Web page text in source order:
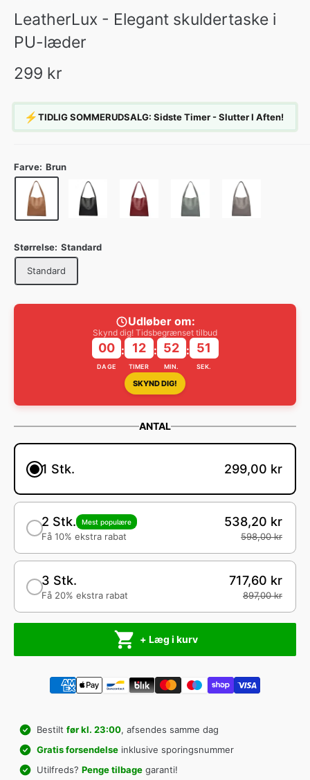
LeatherLux - Elegant skuldertaske i
PU-læder
299 kr
⚡TIDLIG SOMMERUDSALG: Sidste Timer - Slutter I Aften!
Farve: Brun
Størrelse: Standard
Standard
Udløber om:
Skynd dig! Tidsbegrænset tilbud
00
DAGE
: 12
TIMER
: 52
MIN.
: 50
SEK.
SKYND DIG!
ANTAL
1 Stk. 299,00 kr
2 Stk. Mest populære
Få 10% ekstra rabat
538,20 kr
598,00 kr
3 Stk.
Få 20% ekstra rabat
717,60 kr
897,00 kr
+ Læg i kurv
Bestilt før kl. 23:00, afsendes samme dag
Gratis forsendelseinklusive sporingsnummer
Utilfreds? Penge tilbagegaranti!